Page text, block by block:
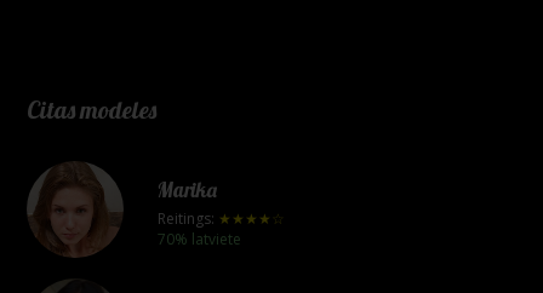
Citas modeles
Marika
Reitings: ★★★★☆
70% latviete